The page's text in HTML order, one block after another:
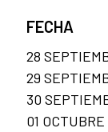
FECHA
28
29
30
01